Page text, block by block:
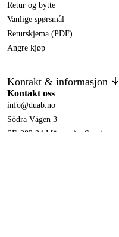
Retur og bytte
Vanlige spørsmål
Returskjema (PDF)
Angre kjøp
Kontakt & informasjon
Kontakt oss
info@duab.no
Södra Vägen 3
SE-383 34 Mönsterås, Sverige